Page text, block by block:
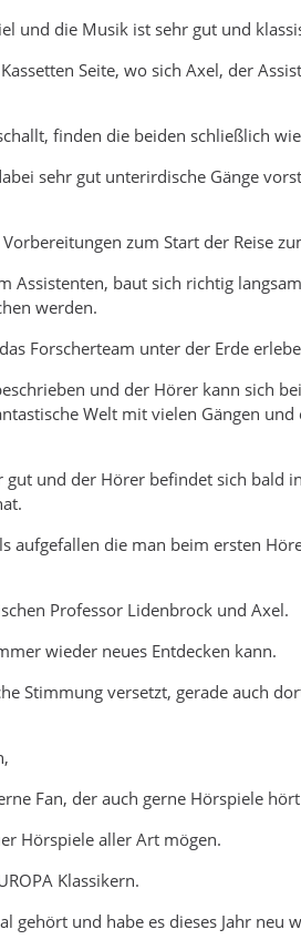
und die Musik ist sehr gut und
Seite, wo sich Axel, der
finden die beiden schließlich
sehr gut unterirdische Gänge
zum Start der Reise
Assistenten, baut sich richtig
werden.
Forscherteam unter der Erde
und der Hörer kann sich
Welt mit vielen Gängen
und der Hörer befindet sich bald
die man beim ersten
Professor Lidenbrock und Axel.
wieder neues Entdecken kann.
Stimmung versetzt, gerade auch
Fan, der auch gerne Hörspiele
Hörspiele aller Art mögen.
Klassikern.
gehört und habe es dieses Jahr